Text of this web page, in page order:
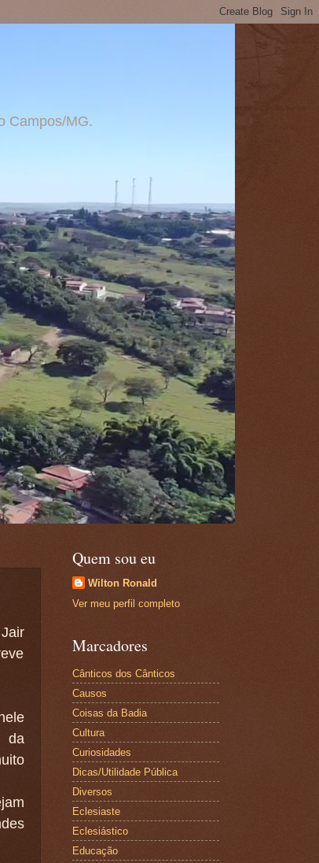
Campos/MG.
da
Quem sou eu
Wilton Ronald
Ver meu perfil completo
Marcadores
Cânticos dos Cânticos
Causos
Coisas da Badia
Cultura
Curiosidades
Dicas/Utilidade Pública
Diversos
Eclesiaste
Eclesiástico
Educação